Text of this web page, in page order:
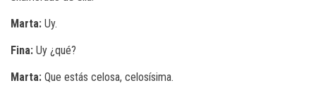
Marta: Uy.
Fina: Uy ¿qué?
Marta: Que estás celosa, celosísima.